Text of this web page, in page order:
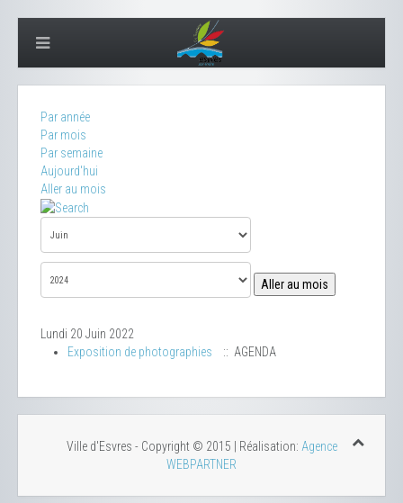
Par année
Par mois
Par semaine
Aujourd'hui
Aller au mois
Aller au mois
Lundi 20 Juin 2022
Exposition de photographies
:: AGENDA
Ville d'Esvres - Copyright © 2015 | Réalisation: Agence
WEBPARTNER